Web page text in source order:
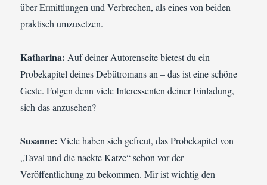
über Ermittlungen und Verbrechen, als eines von beiden
praktisch umzusetzen.
Katharina: Auf deiner Autorenseite bietest du ein
Probekapitel deines Debütromans an – das ist eine schöne
Geste. Folgen denn viele Interessenten deiner Einladung,
sich das anzusehen?
Susanne: Viele haben sich gefreut, das Probekapitel von
„Taval und die nackte Katze“ schon vor der
Veröffentlichung zu bekommen. Mir ist wichtig den